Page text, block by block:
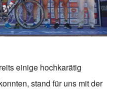
einige hochkarätig
stand für uns mit der